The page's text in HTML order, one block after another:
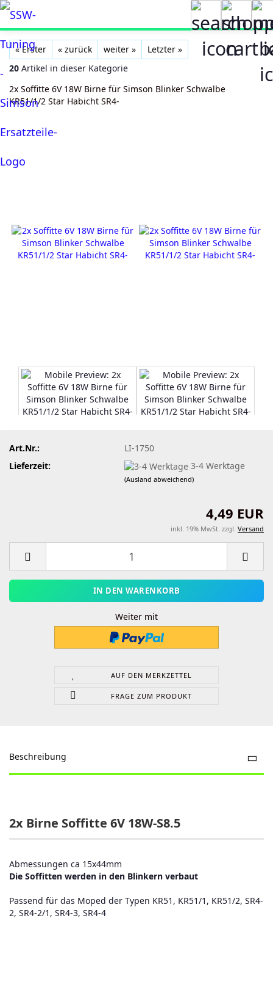
« Erster « zurück weiter »
Letzter »
20 Artikel in dieser Kategorie
2x Soffitte 6V 18W Birne für Simson Blinker Schwalbe
KR51/1/2 Star Habicht SR4-
Art.Nr.:
LI-1750
Lieferzeit:
3-4 Werktage
(Ausland abweichend)
4,49 EUR
inkl. 19% MwSt. zzgl. Versand
Weiter mit
AUF DEN MERKZETTEL
FRAGE ZUM PRODUKT
Beschreibung
2x Birne Soffitte 6V 18W-S8.5
Abmessungen ca 15x44mm
Die Soffitten werden in den Blinkern verbaut
Passend für das Moped der Typen KR51, KR51/1, KR51/2, SR4-
2, SR4-2/1, SR4-3, SR4-4